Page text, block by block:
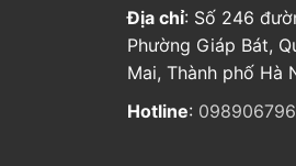
Địa chỉ: Số 246
Phường Giáp Bát,
Mai, Thành phố Hà
Hotline: